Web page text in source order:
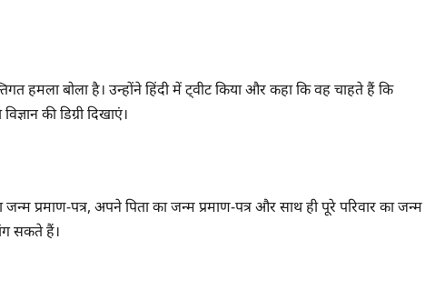
हमला बोला है। उन्होंने हिंदी में ट्वीट किया और कहा कि वह चाहते हैं कि
की डिग्री दिखाएं।
प्रमाण-पत्र, अपने पिता का जन्म प्रमाण-पत्र और साथ ही पूरे परिवार का जन्म
सकते हैं।